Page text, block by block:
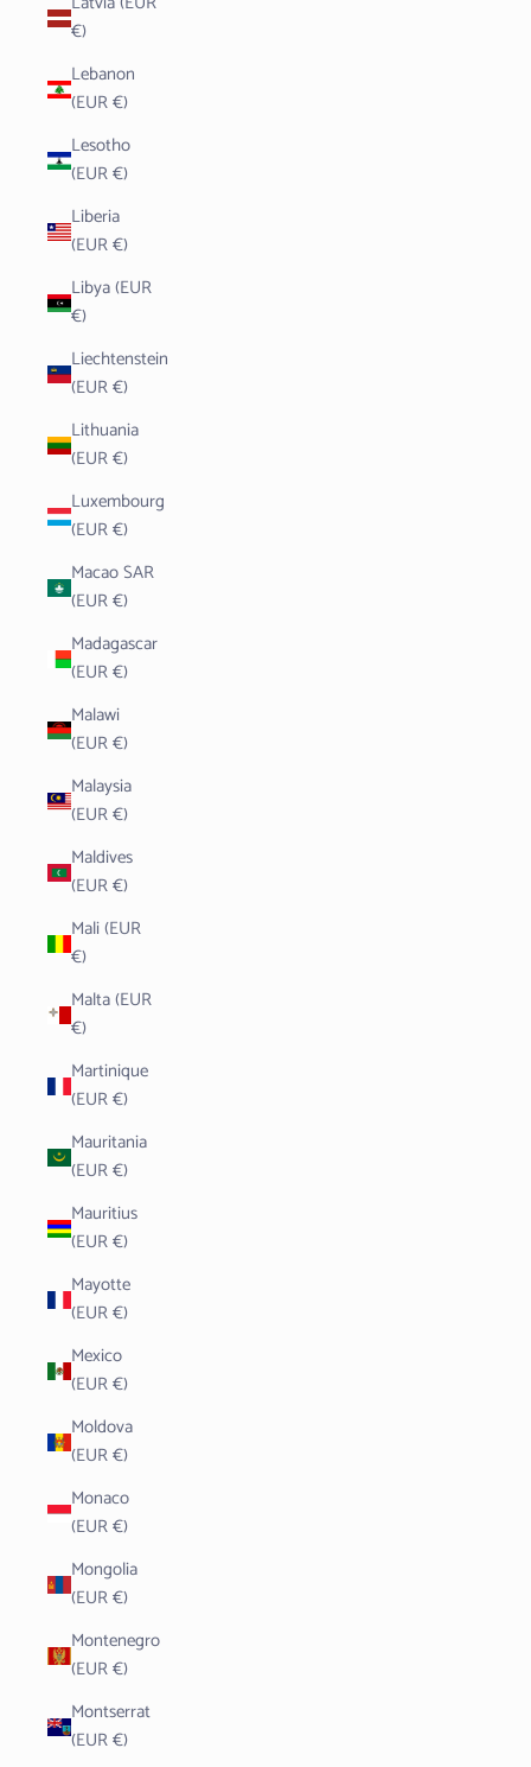
€)
Lebanon
(EUR €)
Lesotho
(EUR €)
Liberia
(EUR €)
Libya (EUR
€)
Liechtenstein
(EUR €)
Lithuania
(EUR €)
Luxembourg
(EUR €)
Macao SAR
(EUR €)
Madagascar
(EUR €)
Malawi
(EUR €)
Malaysia
(EUR €)
Maldives
(EUR €)
Mali (EUR
€)
Malta (EUR
€)
Martinique
(EUR €)
Mauritania
(EUR €)
Mauritius
(EUR €)
Mayotte
(EUR €)
Mexico
(EUR €)
Moldova
(EUR €)
Monaco
(EUR €)
Mongolia
(EUR €)
Montenegro
(EUR €)
Montserrat
(EUR €)